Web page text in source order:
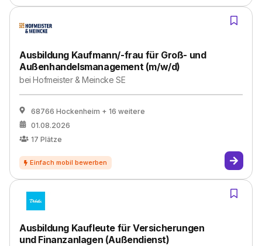
Ausbildung Kaufmann/-frau für Groß- und
Außenhandelsmanagement (m/w/d)
beiHofmeister & Meincke SE
68766 Hockenheim + 16 weitere
01.08.2026
17 Plätze
Ausbildung Kaufleute für Versicherungen
und Finanzanlagen (Außendienst)